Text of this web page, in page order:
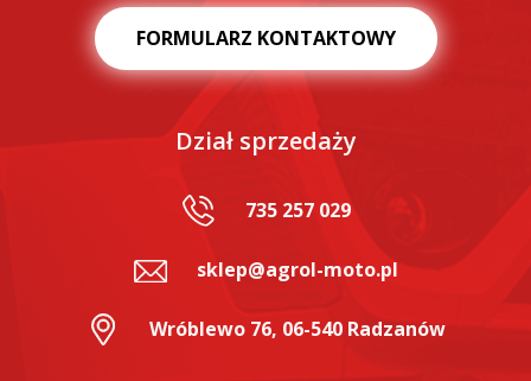
FORMULARZ KONTAKTOWY
Dział sprzedaży
735 257 029
sklep@agrol-moto.pl
Wróblewo 76, 06-540 Radzanów